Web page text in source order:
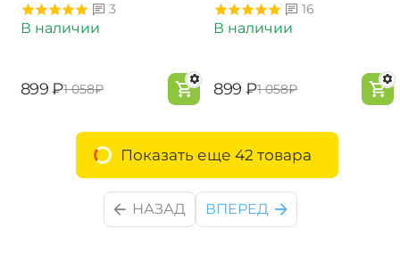
3
В наличии
‍899‍ ₽‍1 058‍₽
16
В наличии
‍899‍ ₽‍1 058‍₽
Показать еще 42 товара
НАЗАД ВПЕРЕД